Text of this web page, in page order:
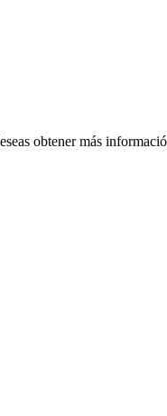
obtener más